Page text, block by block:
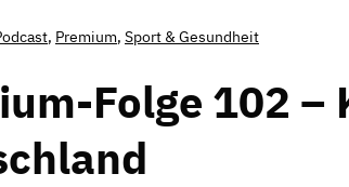
, Premium, Sport & Gesundheit
Folge 102 –